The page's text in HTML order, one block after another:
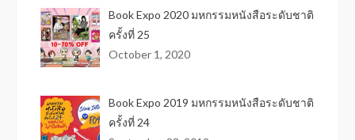
Book Expo 2020 มหกรรมหนังสือระดับชาติ
ครั้งที่ 25
October 1, 2020
Book Expo 2019 มหกรรมหนังสือระดับชาติ
ครั้งที่ 24